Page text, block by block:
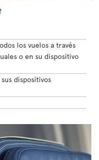
los vuelos a través
o en su dispositivo
dispositivos